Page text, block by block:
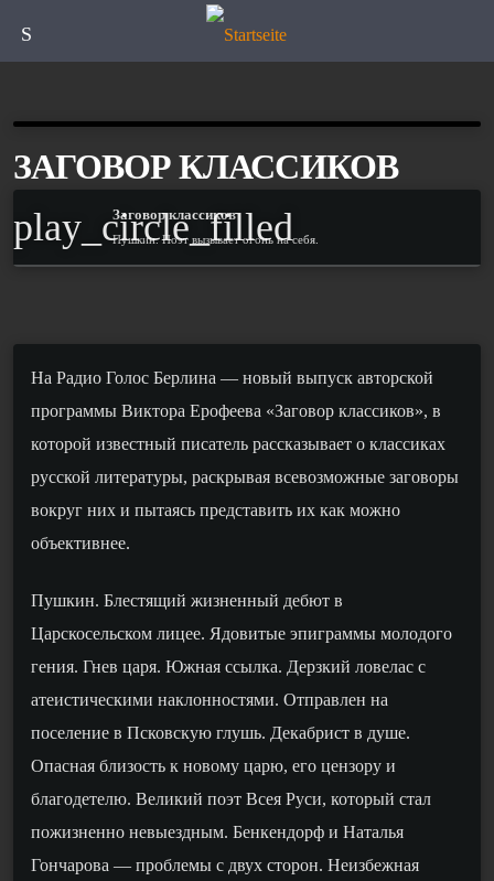
Speisekarte
ЗАГОВОР КЛАССИКОВ
play_circle_filled
Заговор классиков
Пушкин. Поэт вызывает огонь на себя.
На Радио Голос Берлина — новый выпуск авторской
программы Виктора Ерофеева «Заговор классиков», в
которой известный писатель рассказывает о классиках
русской литературы, раскрывая всевозможные заговоры
вокруг них и пытаясь представить их как можно
объективнее.
Пушкин. Блестящий жизненный дебют в
Царскосельском лицее. Ядовитые эпиграммы молодого
гения. Гнев царя. Южная ссылка. Дерзкий ловелас с
атеистическими наклонностями. Отправлен на
поселение в Псковскую глушь. Декабрист в душе.
Опасная близость к новому царю, его цензору и
благодетелю. Великий поэт Всея Руси, который стал
пожизненно невыездным. Бенкендорф и Наталья
Гончарова — проблемы с двух сторон. Неизбежная